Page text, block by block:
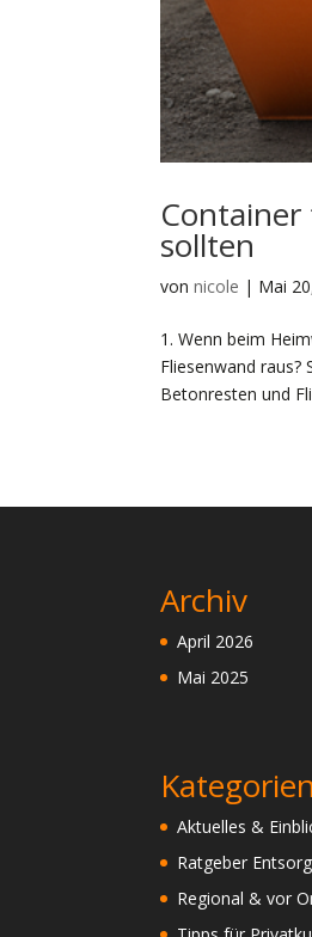
Container
sollten
vonnicole | Mai
1. Wenn beim
Fliesenwand
Betonresten und
Archiv
April 2026
Mai 2025
Kategorien
Aktuelles &
Ratgeber
Regional & vor